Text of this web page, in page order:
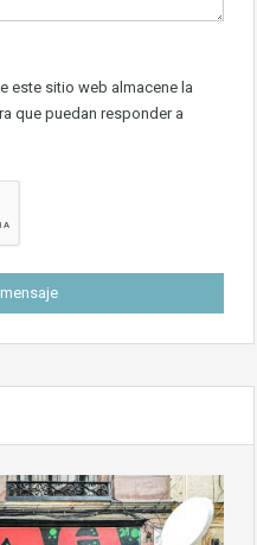
este sitio web almacene la
que puedan responder a